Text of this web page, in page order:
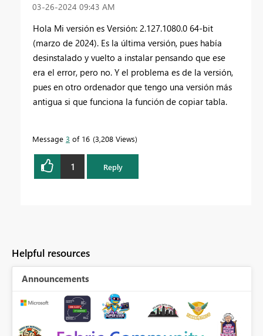
‎03-26-2024 09:43 AM
Hola Mi versión es Versión: 2.127.1080.0 64-bit
(marzo de 2024). Es la última versión, pues había
desinstalado y vuelto a instalar pensando que ese
era el error, pero no. Y el problema es de la versión,
pues en otro ordenador que tengo una versión más
antigua si que funciona la función de copiar tabla.
Message 3 of 16 3,208 Views
1 Reply
Helpful resources
Announcements